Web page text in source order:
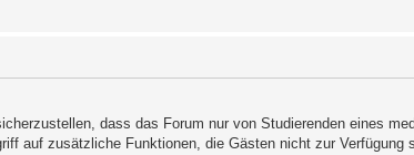
dass das Forum nur von Studierenden eines
auf zusätzliche Funktionen, die Gästen nicht zur